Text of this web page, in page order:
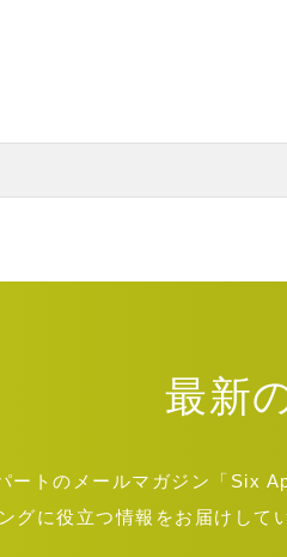
最新
ートのメールマガジン「Six
グに役立つ情報をお届けして